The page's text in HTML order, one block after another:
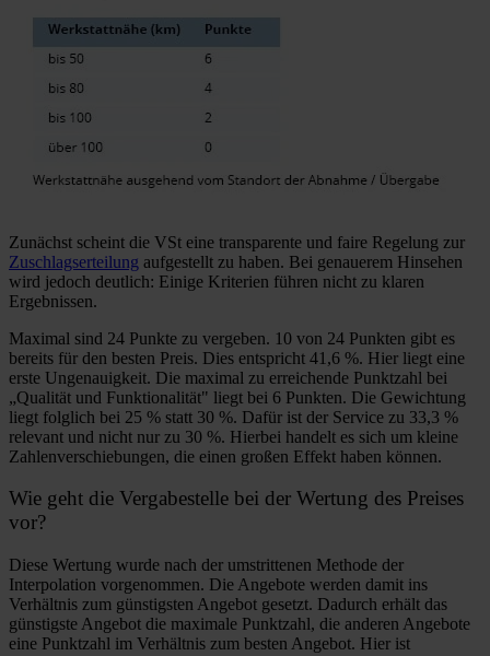
Zunächst scheint die VSt eine transparente und faire Regelung zur
Zuschlagserteilung aufgestellt zu haben. Bei genauerem Hinsehen
wird jedoch deutlich: Einige Kriterien führen nicht zu klaren
Ergebnissen.
Maximal sind 24 Punkte zu vergeben. 10 von 24 Punkten gibt es
bereits für den besten Preis. Dies entspricht 41,6 %. Hier liegt eine
erste Ungenauigkeit. Die maximal zu erreichende Punktzahl bei
„Qualität und Funktionalität" liegt bei 6 Punkten. Die Gewichtung
liegt folglich bei 25 % statt 30 %. Dafür ist der Service zu 33,3 %
relevant und nicht nur zu 30 %. Hierbei handelt es sich um kleine
Zahlenverschiebungen, die einen großen Effekt haben können.
Wie geht die Vergabestelle bei der Wertung des Preises
vor?
Diese Wertung wurde nach der umstrittenen Methode der
Interpolation vorgenommen. Die Angebote werden damit ins
Verhältnis zum günstigsten Angebot gesetzt. Dadurch erhält das
günstigste Angebot die maximale Punktzahl, die anderen Angebote
eine Punktzahl im Verhältnis zum besten Angebot. Hier ist